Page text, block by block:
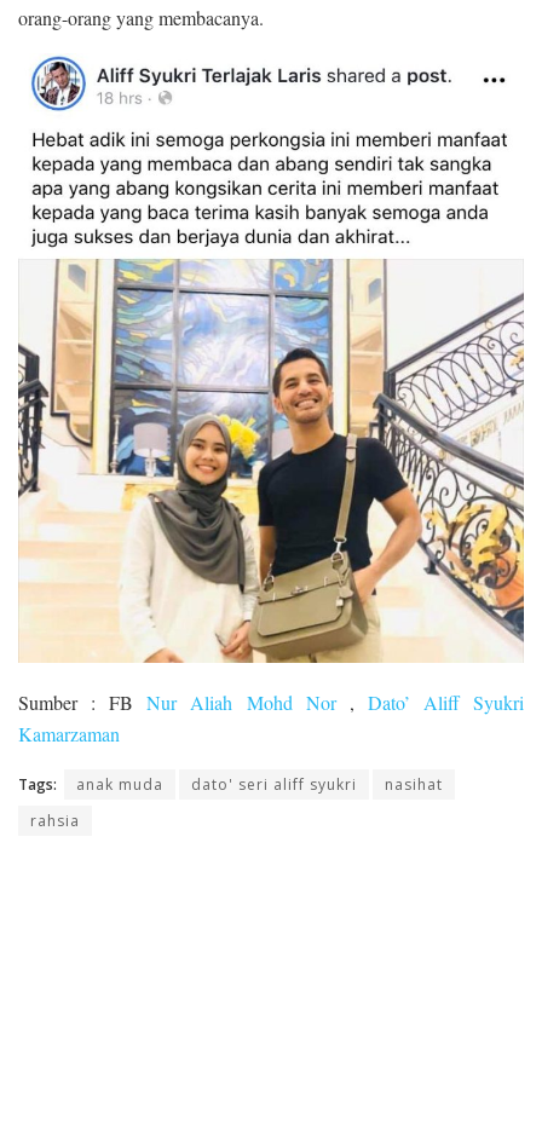
orang-orang yang membacanya.
Sumber : FBNur Aliah Mohd Nor, Dato’ Aliff Syukri
Kamarzaman
Tags: anak muda dato' seri aliff syukri
nasihat
rahsia